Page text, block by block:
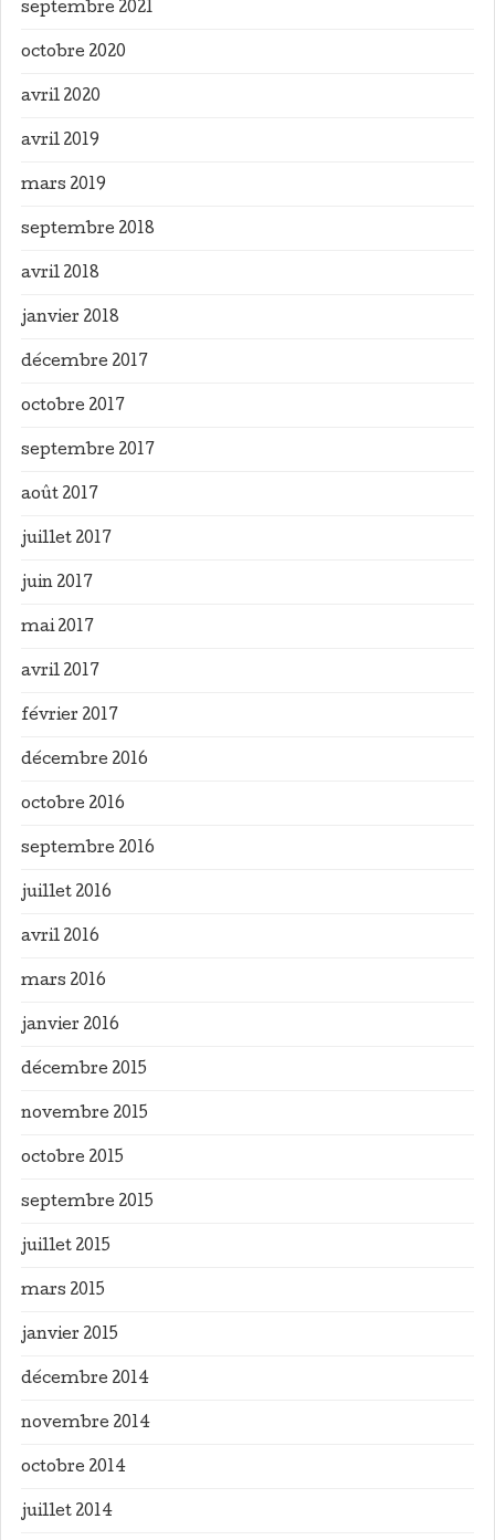
septembre 2021
octobre 2020
avril 2020
avril 2019
mars 2019
septembre 2018
avril 2018
janvier 2018
décembre 2017
octobre 2017
septembre 2017
août 2017
juillet 2017
juin 2017
mai 2017
avril 2017
février 2017
décembre 2016
octobre 2016
septembre 2016
juillet 2016
avril 2016
mars 2016
janvier 2016
décembre 2015
novembre 2015
octobre 2015
septembre 2015
juillet 2015
mars 2015
janvier 2015
décembre 2014
novembre 2014
octobre 2014
juillet 2014